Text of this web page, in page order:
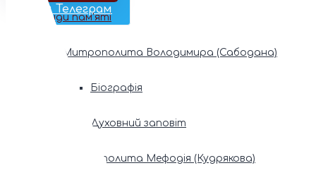
Наш Телеграм
Фонди пам’яті
Митрополита Володимира (Сабодана)
Біографія
Духовний заповіт
Митрополита Мефодія (Кудрякова)